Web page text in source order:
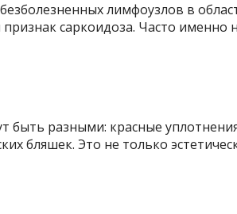
лимфоузлов в
саркоидоза. Часто именно
быть разными: красные
бляшек. Это не только